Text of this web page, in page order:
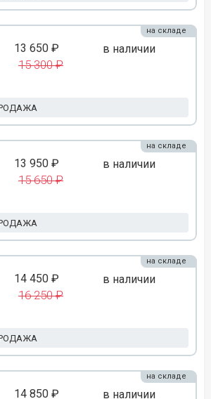
13 650 ₽
15 300 ₽
в наличии
на складе
13 950 ₽
15 650 ₽
в наличии
на складе
14 450 ₽
16 250 ₽
в наличии
на складе
14 850 ₽ в наличии
на складе